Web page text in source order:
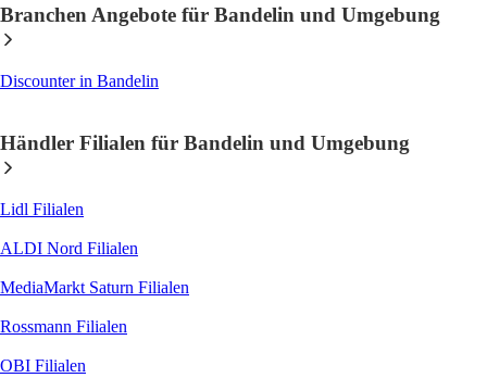
Branchen Angebote für Bandelin und Umgebung
Discounterin Bandelin
Händler Filialen für Bandelin und Umgebung
Lidl Filialen
ALDI Nord Filialen
MediaMarkt Saturn Filialen
Rossmann Filialen
OBI Filialen